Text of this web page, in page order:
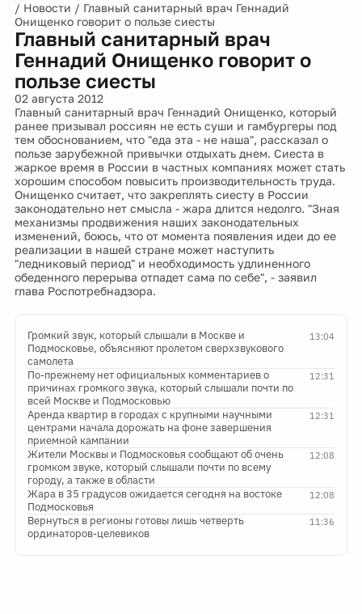
/ Новости / Главный санитарный врач Геннадий
Онищенко говорит о пользе сиесты
Главный санитарный врач
Геннадий Онищенко говорит о
пользе сиесты
02 августа 2012
Главный санитарный врач Геннадий Онищенко, который
ранее призывал россиян не есть суши и гамбургеры под
тем обоснованием, что "еда эта - не наша", рассказал о
пользе зарубежной привычки отдыхать днем. Сиеста в
жаркое время в России в частных компаниях может стать
хорошим способом повысить производительность труда.
Онищенко считает, что закреплять сиесту в России
законодательно нет смысла - жара длится недолго. "Зная
механизмы продвижения наших законодательных
изменений, боюсь, что от момента появления идеи до ее
реализации в нашей стране может наступить
"ледниковый период" и необходимость удлиненного
обеденного перерыва отпадет сама по себе", - заявил
глава Роспотребнадзора.
13:04
Громкий звук, который слышали в Москве и
Подмосковье, объясняют пролетом сверхзвукового
самолета
12:31
По-прежнему нет официальных комментариев о
причинах громкого звука, который слышали почти по
всей Москве и Подмосковью
12:31
Аренда квартир в городах с крупными научными
центрами начала дорожать на фоне завершения
приемной кампании
12:08
Жители Москвы и Подмосковья сообщают об очень
громком звуке, который слышали почти по всему
городу, а также в области
12:08
Жара в 35 градусов ожидается сегодня на востоке
Подмосковья
11:36
Вернуться в регионы готовы лишь четверть
ординаторов-целевиков